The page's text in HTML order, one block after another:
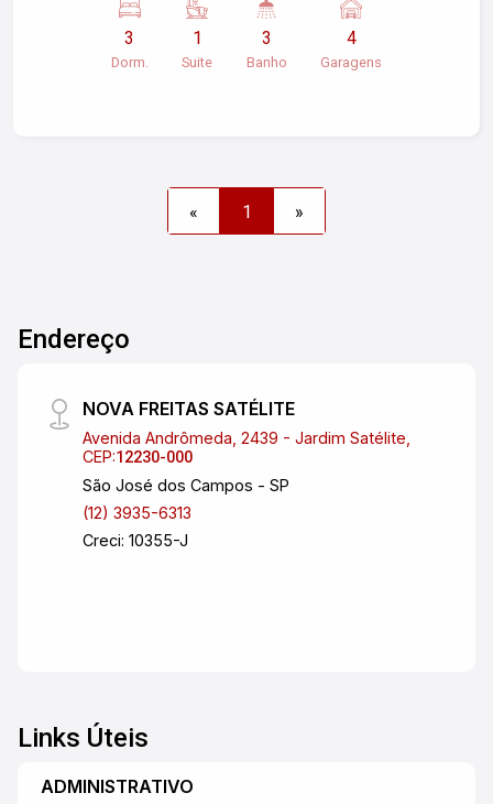
dentre outras facilidades além de fácil acesso as
principais vias e avenidas da cidade. Sobrado
com 310m² de área do terreno sendo 400m² de
serviço, 03 banheiros, aquecimento solar, piso
das salas, cozinha e banheiro em
interfone e portão eletrônico.
3
Dorm.
1
Suite
3
Banho
4
Garagens
« 1 »
Endereço
NOVA FREITAS SATÉLITE
Avenida Andrômeda, 2439 - Jardim Satélite,
CEP:12230-000
São José dos Campos - SP
(12) 3935-6313
Creci: 10355-J
Links Úteis
ADMINISTRATIVO